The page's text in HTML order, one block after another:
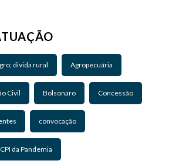
divida rural Agropecuária
Civil Bolsonaro Concessão
convocação
CPI da Pandemia